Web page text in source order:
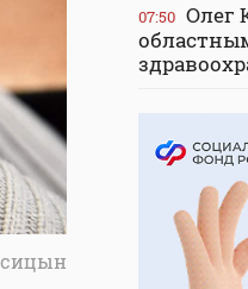
07:50 Олег